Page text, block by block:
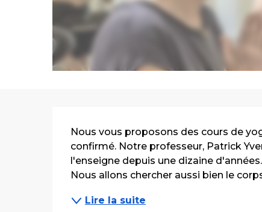
Description
Nous vous proposons des cours de
confirmé. Notre professeur, Patrick
l'enseigne depuis une dizaine
Nous allons chercher aussi bien le
Lire la suite